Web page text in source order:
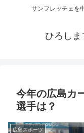
サンフレッチェを
ひろし
今年の広島カ
選手は？
広島スポーツ